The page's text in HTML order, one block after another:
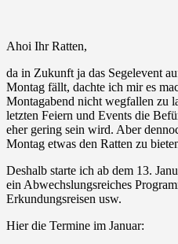
Ahoi Ihr Ratten,
da in Zukunft ja das Segelevent
Montag fällt, dachte ich mir es
Montagabend nicht wegfallen zu
letzten Feiern und Events die
eher gering sein wird. Aber
Montag etwas den Ratten zu
Deshalb starte ich ab dem 13.
ein Abwechslungsreiches
Erkundungsreisen usw.
Hier die Termine im Januar: